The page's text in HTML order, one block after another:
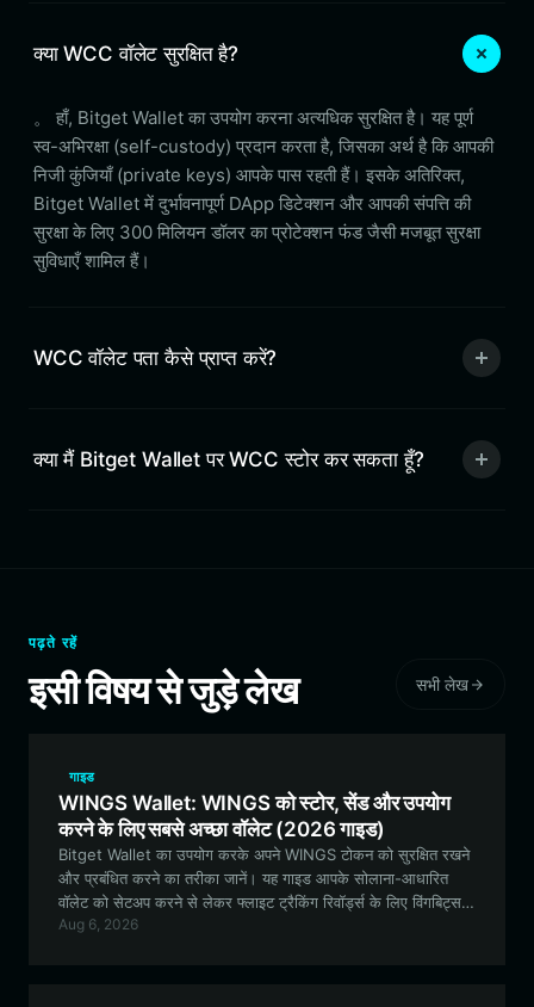
क्या WCC वॉलेट सुरक्षित है?
。 हाँ, Bitget Wallet का उपयोग करना अत्यधिक सुरक्षित है। यह पूर्ण
स्व-अभिरक्षा (self-custody) प्रदान करता है, जिसका अर्थ है कि आपकी
निजी कुंजियाँ (private keys) आपके पास रहती हैं। इसके अतिरिक्त,
Bitget Wallet में दुर्भावनापूर्ण DApp डिटेक्शन और आपकी संपत्ति की
सुरक्षा के लिए 300 मिलियन डॉलर का प्रोटेक्शन फंड जैसी मजबूत सुरक्षा
सुविधाएँ शामिल हैं।
WCC वॉलेट पता कैसे प्राप्त करें?
क्या मैं Bitget Wallet पर WCC स्टोर कर सकता हूँ?
पढ़ते रहें
इसी विषय से जुड़े लेख सभी लेख
गाइड
WINGS Wallet: WINGS को स्टोर, सेंड और उपयोग
करने के लिए सबसे अच्छा वॉलेट (2026 गाइड)
Bitget Wallet का उपयोग करके अपने WINGS टोकन को सुरक्षित रखने
और प्रबंधित करने का तरीका जानें। यह गाइड आपके सोलाना-आधारित
वॉलेट को सेटअप करने से लेकर फ्लाइट ट्रैकिंग रिवॉर्ड्स के लिए विंगबिट्स
(Wingbits) DePIN इकोसिस्टम में भाग लेने तक की हर जानकारी कवर
Aug 6, 2026